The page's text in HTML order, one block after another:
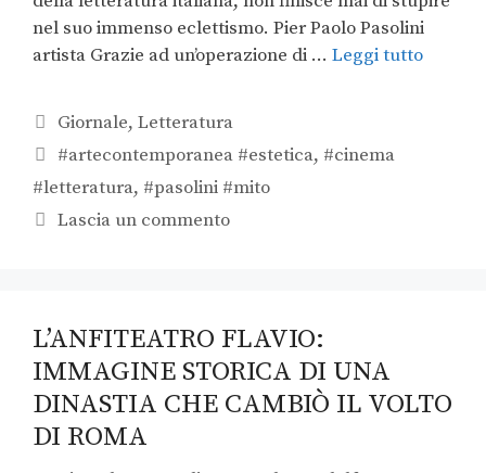
nel suo immenso eclettismo. Pier Paolo Pasolini
artista Grazie ad un’operazione di … Leggi tutto
Giornale,Letteratura
#artecontemporanea #estetica, #cinema
#letteratura, #pasolini #mito
Lascia un commento
L’ANFITEATRO FLAVIO:
IMMAGINE STORICA DI UNA
DINASTIA CHE CAMBIÒ IL VOLTO
DI ROMA